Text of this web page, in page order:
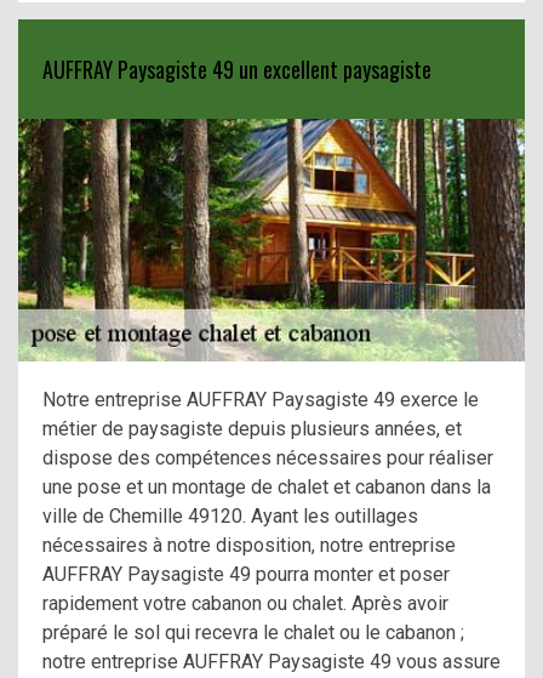
AUFFRAY Paysagiste 49 un excellent paysagiste
Notre entreprise AUFFRAY Paysagiste 49 exerce le
métier de paysagiste depuis plusieurs années, et
dispose des compétences nécessaires pour réaliser
une pose et un montage de chalet et cabanon dans la
ville de Chemille 49120. Ayant les outillages
nécessaires à notre disposition, notre entreprise
AUFFRAY Paysagiste 49 pourra monter et poser
rapidement votre cabanon ou chalet. Après avoir
préparé le sol qui recevra le chalet ou le cabanon ;
notre entreprise AUFFRAY Paysagiste 49 vous assure